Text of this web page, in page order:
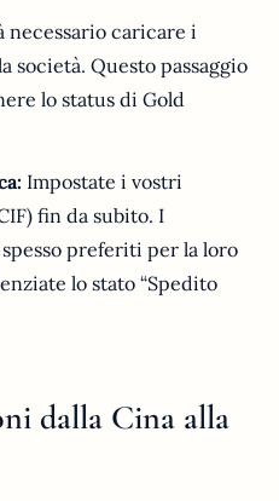
necessario caricare i
Questo passaggio
lo status di Gold
Impostate i vostri
fin da subito. I
preferiti per la loro
lo stato “Spedito
dalla Cina alla